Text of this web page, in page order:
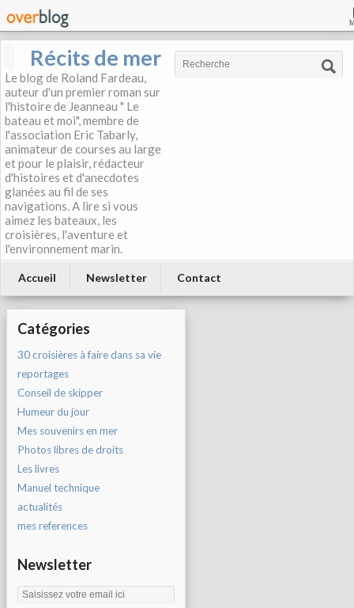
Récits de mer
Le blog de Roland Fardeau,
auteur d'un premier roman sur
l'histoire de Jeanneau " Le
bateau et moi", membre de
l'association Eric Tabarly,
animateur de courses au large
et pour le plaisir, rédacteur
d'histoires et d'anecdotes
glanées au fil de ses
navigations. A lire si vous
aimez les bateaux, les
croisières, l'aventure et
l'environnement marin.
Accueil Newsletter Contact
Catégories
30 croisières à faire dans sa vie
reportages
Conseil de skipper
Humeur du jour
Mes souvenirs en mer
Photos libres de droits
Les livres
Manuel technique
actualités
mes references
Newsletter